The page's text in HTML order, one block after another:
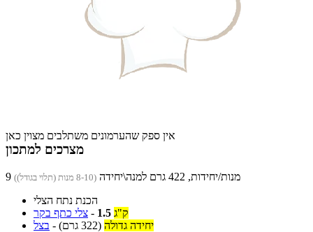
אין ספק שהערמונים משתלבים מצוין כאן
מצרכים למתכון
9 מנות/יחידות, 422 גרם למנה\יחידה (8-10 מנות (תלוי בגודל))
הכנת נתח הצלי
צלי כתף בקר - 1.5 ק"ג
בצל - יחידה גדולה (322 גרם)